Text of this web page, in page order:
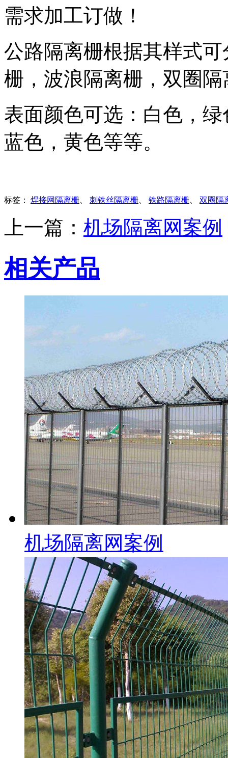
需求加工订做！
公路隔离栅根据其样式
栅，波浪隔离栅，双圈
表面颜色可选：白色，
蓝色，黄色等等。
标签： 焊接网隔离栅、 刺铁丝隔离栅、 铁路隔离栅、 双圈隔
上一篇： 机场隔离网案例
相关产品
机场隔离网案例